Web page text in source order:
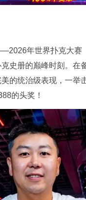
年世界扑克大赛
史册的巅峰时刻。在
的统治级表现，一举
的头奖！